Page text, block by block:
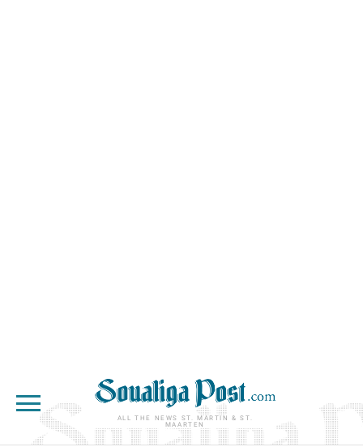
ALL THE NEWS ST. MARTIN & ST.
MAARTEN